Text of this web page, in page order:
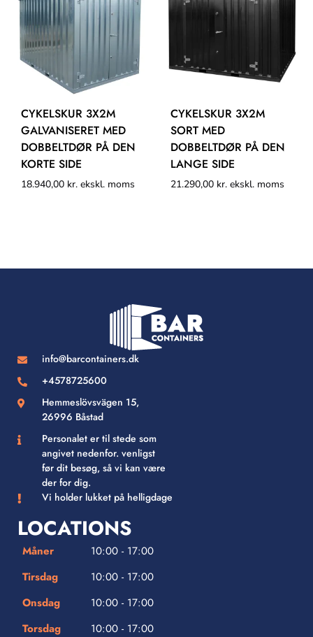
CYKELSKUR 3X2M
GALVANISERET MED
DOBBELTDØR PÅ DEN
KORTE SIDE
18.940,00 kr. ekskl. moms
CYKELSKUR 3X2M
SORT MED
DOBBELTDØR PÅ DEN
LANGE SIDE
21.290,00 kr. ekskl. moms
info@barcontainers.dk
+4578725600
Hemmeslövsvägen 15,
26996 Båstad
Personalet er til stede som
angivet nedenfor. venligst
før dit besøg, så vi kan være
der for dig.
Vi holder lukket på helligdage
LOCATIONS
Måner
10:00 - 17:00
Tirsdag
10:00 - 17:00
Onsdag
10:00 - 17:00
Torsdag
10:00 - 17:00